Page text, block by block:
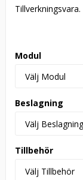
Tillverkningsvara.
Modul
Beslagning
Tillbehör